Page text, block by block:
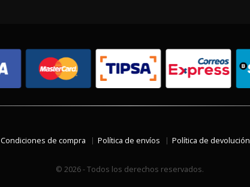
Condiciones de compra Política de envíos Política de devolución
© 2026 - Todos los derechos reservados.